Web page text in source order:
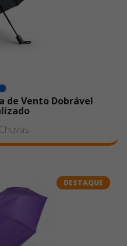
de Vento Dobrável
DESTAQUE